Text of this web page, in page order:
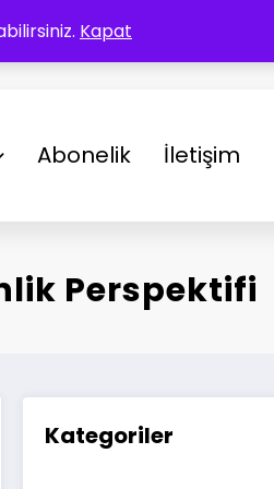
Kapat
Abonelik İletişim
Perspektifi
Kategoriler